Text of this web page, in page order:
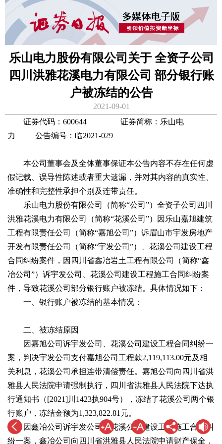
乐山电力股份有限公司关于 全资子公司
四川洪雅花溪电力有限公司 部分银行账
户被冻结的公告
2021-09-01
证券代码：600644 证券简称：乐山电
力 公告编号：临2021-029
本公司董事会及全体董事保证本公告内容不存在任何虚
假记载、误导性陈述或者重大遗漏，并对其内容的真实性、
准确性和完整性承担个别及连带责任。
乐山电力股份有限公司（简称“公司”）全资子公司四川
洪雅花溪电力有限公司（简称“花溪公司”）因乐山嘉旭建筑
工程有限责任公司（简称“嘉旭公司”）诉眉山市宇发房地产
开发有限责任公司（简称“宇发公司”）、花溪公司建设工程
合同纠纷案件，因四川省鑫冶岩土工程有限公司（简称“鑫
冶公司”）诉宇发公司、花溪公司建设工程施工合同纠纷案
件，导致花溪公司部分银行账户被冻结。具体情况如下：
一、银行账户被冻结的基本情况：
二、被冻结原因
因嘉旭公司诉宇发公司、花溪公司建设工程合同纠纷一
案，判决宇发公司支付嘉旭公司工程款2,119,113.00元及相
关利息，花溪公司承担连带清偿责任。嘉旭公司向四川省洪
雅县人民法院申请强制执行，四川省洪雅县人民法院下达执
行通知书（[2021]川1423执904号），冻结了花溪公司两个银
行账户，冻结金额为1,323,822.81元。
因鑫冶公司诉宇发公司、花溪公司建设工程施工合同纠
纷一案，鑫冶公司向四川省洪雅县人民法院申请财产保全，